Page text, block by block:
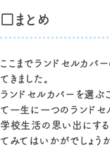
□まとめ
ここまでランドセルカバ
てきました。
ランドセルカバーを選ぶ
て一生に一つのランドセ
学校生活の思い出にする
てみてはいかがでしょうか